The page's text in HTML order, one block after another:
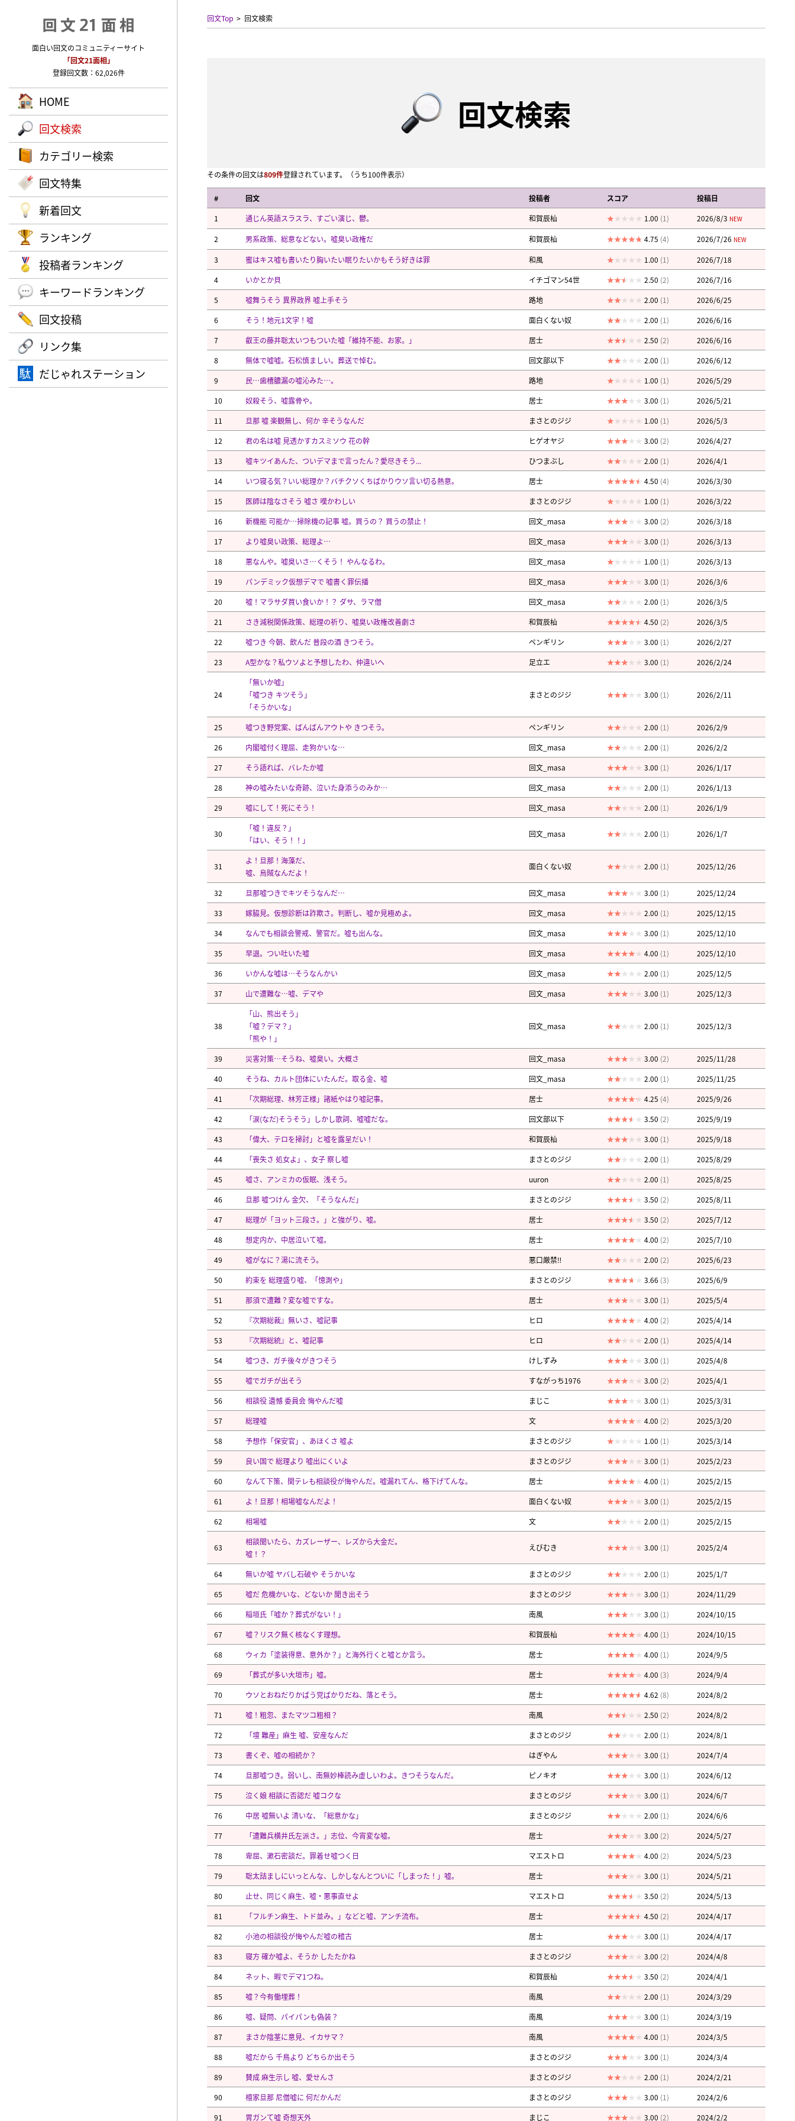
面白い回文のコミュニティーサイト
「回文21面相」
登録回文数：62,026件
HOME
回文検索
カテゴリー検索
回文特集
新着回文
ランキング
投稿者ランキング
キーワードランキング
回文投稿
リンク集
だじゃれステーション
回文Top 回文検索
回文検索
その条件の回文は809件登録されています。 （うち100件表示）
# 回文 投稿者 スコア
投稿日
1
通じん英語スラスラ、すごい演じ、鬱。 和賀辰杣 1.00 (1) 2026/8/3 NEW
2 男系政策、総意などない。嘘臭い政権だ 和賀辰杣 4.75 (4) 2026/7/26 NEW
3 蜜はキス嘘も書いたり胸いたい眠りたいかもそう好きは罪 和風 1.00 (1)
2026/7/18
4
いかとか貝 イチゴマン54世 2.50 (2)
2026/7/16
5
嘘舞うそう 異界政界 嘘上手そう 路地 2.00 (1)
2026/6/25
6
そう！地元1文字！嘘 面白くない奴 2.00 (1)
2026/6/16
7
叡王の藤井聡太いつもついた嘘「維持不能、お家。」 居士 2.50 (2)
2026/6/16
8
無体で嘘嘘。石松慎ましい。葬送で悼む。 回文部以下 2.00 (1)
2026/6/12
9
民⋯歯槽膿漏の嘘沁みた⋯。 路地 1.00 (1)
2026/5/29
10
奴殺そう、嘘露骨や。 居士 3.00 (1)
2026/5/21
11
旦那 嘘 楽観無し、何か 辛そうなんだ まさとのジジ 1.00 (1)
2026/5/3
12
君の名は嘘 見透かすカスミソウ 花の幹 ヒゲオヤジ 3.00 (2)
2026/4/27
13
嘘キツイあんた、ついデマまで言ったん？愛尽きそう... ひつまぶし 2.00 (1)
2026/4/1
14
いつ寝る気？いい総理か？バチクソくちばかりウソ言い切る熱意。 居士 4.50 (4)
2026/3/30
15
医師は陰なさそう 嘘さ 嘆かわしい まさとのジジ 1.00 (1)
2026/3/22
16
新機能 可能か…掃除機の記事 嘘。買うの？ 買うの禁止！ 回文_masa 3.00 (2)
2026/3/18
17
より嘘臭い政策、総理よ… 回文_masa 3.00 (1)
2026/3/13
18
悪なんや。嘘臭いさ…くそう！ やんなるわ。 回文_masa 1.00 (1)
2026/3/13
19
パンデミック仮想デマで 嘘書く罪伝播 回文_masa 3.00 (1)
2026/3/6
20
嘘！マラサダ買い食いか！？ ダサ、ラマ僧 回文_masa 2.00 (1)
2026/3/5
21
さき減税関係政策、総理の祈り、嘘臭い政権改善劇さ 和賀辰杣 4.50 (2)
2026/3/5
22
嘘つき 今朝、飲んだ 普段の酒 きつそう。 ペンギリン 3.00 (1)
2026/2/27
23
A型かな？私ウソよと予想したわ、仲違いへ 足立エ 3.00 (1) 2026/2/24
24
「無いか嘘」
「嘘つき キツそう」
「そうかいな」
まさとのジジ 3.00 (1) 2026/2/11
25 嘘つき野党案、ばんばんアウトや きつそう。 ペンギリン 2.00 (1)
2026/2/9
26
内閣嘘付く理屈、走狗かいな… 回文_masa 2.00 (1)
2026/2/2
27
そう語れば、バレたか嘘 回文_masa 3.00 (1)
2026/1/17
28
神の嘘みたいな奇跡、泣いた身添うのみか… 回文_masa 2.00 (1)
2026/1/13
29
嘘にして！死にそう！ 回文_masa 2.00 (1) 2026/1/9
30
「嘘！違反？」
「はい、そう！！」
回文_masa 2.00 (1) 2026/1/7
31
よ！旦那！海藻だ、
嘘、烏賊なんだよ！
面白くない奴 2.00 (1) 2025/12/26
32 旦那嘘つきでキツそうなんだ… 回文_masa 3.00 (1)
2025/12/24
33
嫁脇見。仮想診断は詐欺さ。判断し、嘘か見極めよ。 回文_masa 2.00 (1)
2025/12/15
34
なんでも相談会警戒、警官だ。嘘も出んな。 回文_masa 3.00 (1)
2025/12/10
35
早退。つい吐いた嘘 回文_masa 4.00 (1)
2025/12/10
36
いかんな嘘は…そうなんかい 回文_masa 2.00 (1)
2025/12/5
37
山で遭難な…嘘、デマや 回文_masa 3.00 (1) 2025/12/3
38
「山、熊出そう」
「嘘？デマ？」
「熊や！」
回文_masa 2.00 (1) 2025/12/3
39 災害対策…そうね、嘘臭い。大概さ 回文_masa 3.00 (2)
2025/11/28
40
そうね、カルト団体にいたんだ。取る金、嘘 回文_masa 2.00 (1)
2025/11/25
41
「次期総理、林芳正様」諸紙やはり嘘記事。 居士 4.25 (4)
2025/9/26
42
「涙(なだ)そうそう」しかし歌詞、嘘嘘だな。 回文部以下 3.50 (2)
2025/9/19
43
「偉大、テロを掃討」と嘘を露呈だい！ 和賀辰杣 3.00 (1)
2025/9/18
44
「喪失さ 処女よ」、女子 察し嘘 まさとのジジ 2.00 (1)
2025/8/29
45
嘘さ、アンミカの仮眠、浅そう。 uuron 2.00 (1)
2025/8/25
46
旦那 嘘つけん 金欠、「そうなんだ」 まさとのジジ 3.50 (2)
2025/8/11
47
総理が「ヨット三段さ。」と強がり、嘘。 居士 3.50 (2)
2025/7/12
48
想定内か、中居泣いて嘘。 居士 4.00 (2)
2025/7/10
49
嘘がなに？湯に流そう。 悪口厳禁‼︎ 2.00 (2)
2025/6/23
50
約束を 総理盛り嘘、「憶測や」 まさとのジジ 3.66 (3)
2025/6/9
51
那須で遭難？変な嘘ですな。 居士 3.00 (1)
2025/5/4
52
『次期総裁』無いさ、嘘記事 ヒロ 4.00 (2)
2025/4/14
53
『次期総統』と、嘘記事 ヒロ 2.00 (1)
2025/4/14
54
嘘つき、ガチ後々がきつそう けしずみ 3.00 (1)
2025/4/8
55
嘘でガチが出そう すながっち1976 3.00 (2)
2025/4/1
56
相談役 遺憾 委員会 悔やんだ嘘 まじこ 3.00 (1)
2025/3/31
57
総理嘘 文 4.00 (2)
2025/3/20
58
予想作「保安官」、あほくさ 嘘よ まさとのジジ 1.00 (1)
2025/3/14
59
良い国で 総理より 嘘出にくいよ まさとのジジ 3.00 (1)
2025/2/23
60
なんて下策、関テレも相談役が悔やんだ。嘘漏れてん、格下げてんな。 居士 4.00 (1)
2025/2/15
61
よ！旦那！相場嘘なんだよ！ 面白くない奴 3.00 (1)
2025/2/15
62
相場嘘 文 2.00 (1) 2025/2/15
63
相談聞いたら、カズレーザー、レズから大金だ。
嘘！？
えびむき 3.00 (1) 2025/2/4
64 無いか嘘 ヤバし石破や そうかいな まさとのジジ 2.00 (1)
2025/1/7
65
嘘だ 危機かいな、どないか 聞き出そう まさとのジジ 3.00 (1)
2024/11/29
66
稲垣氏「嘘か？葬式がない！」 南風 3.00 (1)
2024/10/15
67
嘘？リスク無く核なくす理想。 和賀辰杣 4.00 (1)
2024/10/15
68
ウィカ「塗装得意、意外か？」と海外行くと嘘とか言う。 居士 4.00 (1)
2024/9/5
69
「葬式が多い大垣市」嘘。 居士 4.00 (3)
2024/9/4
70
ウソとおねだりかばう党ばかりだね、落とそう。 居士 4.62 (8)
2024/8/2
71
嘘！粗忽、またマツコ粗相？ 南風 2.50 (2)
2024/8/2
72
「壇 難産」麻生 嘘、安産なんだ まさとのジジ 2.00 (1)
2024/8/1
73
書くぞ、嘘の相続か？ はぎやん 3.00 (1)
2024/7/4
74
旦那嘘つき。弱いし、南無妙棒読み虚しいわよ。きつそうなんだ。 ピノキオ 3.00 (1)
2024/6/12
75
泣く娘 相談に否認だ 嘘コクな まさとのジジ 3.00 (1)
2024/6/7
76
中居 嘘無いよ 清いな、「総意かな」 まさとのジジ 2.00 (1)
2024/6/6
77
「遭難兵横井氏左派さ。」志位、今宵変な嘘。 居士 3.00 (2)
2024/5/27
78
卑屈、漱石密談だ。罪着せ嘘つく日 マエストロ 4.00 (2)
2024/5/23
79
聡太詰ましにいっとんな、しかしなんとついに「しまった！」嘘。 居士 3.00 (1)
2024/5/21
80
止せ、同じく麻生、嘘・悪事直せよ マエストロ 3.50 (2)
2024/5/13
81
「フルチン麻生、トド並み。」などと嘘、アンチ流布。 居士 4.50 (2)
2024/4/17
82
小池の相談役が悔やんだ嘘の稽古 居士 3.00 (1)
2024/4/17
83
寝方 確か嘘よ、そうか したたかね まさとのジジ 3.00 (2)
2024/4/8
84
ネット、暇でデマ1つね。 和賀辰杣 3.50 (2)
2024/4/1
85
嘘？今有働埋葬！ 南風 2.00 (1)
2024/3/29
86
嘘、疑問、パイパンも偽装？ 南風 3.00 (1)
2024/3/19
87
まさか陰茎に意見、イカサマ？ 南風 4.00 (1)
2024/3/5
88
嘘だから 千鳥より どちらか出そう まさとのジジ 3.00 (1)
2024/3/4
89
賛成 麻生示し 嘘、愛せんさ まさとのジジ 2.00 (1)
2024/2/21
90
檀家旦那 尼僧嘘に 何だかんだ まさとのジジ 3.00 (1)
2024/2/6
91
胃ガンて嘘 奇想天外 まじこ 3.00 (2) 2024/2/2